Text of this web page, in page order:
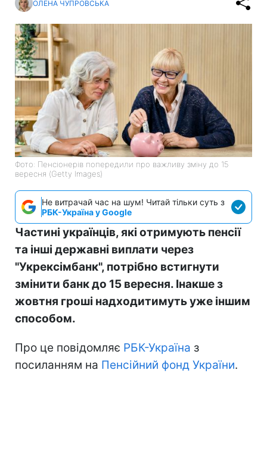
ОЛЕНА ЧУПРОВСЬКА
Фото: Пенсіонерів попередили про важливу зміну до 15
вересня (Getty Images)
Не витрачай час на шум! Читай тільки суть з
РБК-Україна у Google
Частині українців, які отримують пенсії
та інші державні виплати через
"Укрексімбанк", потрібно встигнути
змінити банк до 15 вересня. Інакше з
жовтня гроші надходитимуть уже іншим
способом.
Про це повідомляє РБК-Україна з
посиланням на Пенсійний фонд України.